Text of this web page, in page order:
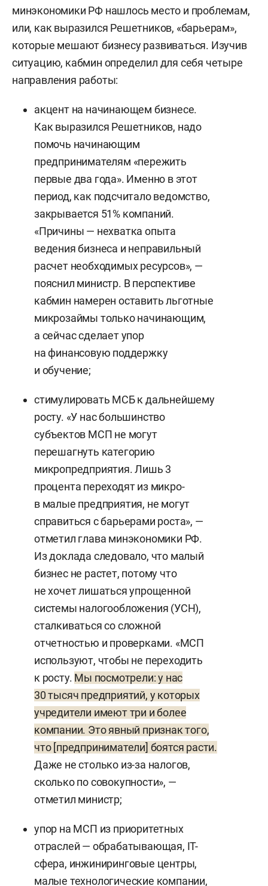
минэкономики РФ нашлось место и проблемам,
или, как выразился Решетников, «барьерам»,
которые мешают бизнесу развиваться. Изучив
ситуацию, кабмин определил для себя четыре
направления работы:
акцент на начинающем бизнесе.
Как выразился Решетников, надо
помочь начинающим
предпринимателям «пережить
первые два года». Именно в этот
период, как подсчитало ведомство,
закрывается 51% компаний.
«Причины — нехватка опыта
ведения бизнеса и неправильный
расчет необходимых ресурсов», —
пояснил министр. В перспективе
кабмин намерен оставить льготные
микрозаймы только начинающим,
а сейчас сделает упор
на финансовую поддержку
и обучение;
стимулировать МСБ к дальнейшему
росту. «У нас большинство
субъектов МСП не могут
перешагнуть категорию
микропредприятия. Лишь 3
процента переходят из микро-
в малые предприятия, не могут
справиться с барьерами роста», —
отметил глава минэкономики РФ.
Из доклада следовало, что малый
бизнес не растет, потому что
не хочет лишаться упрощенной
системы налогообложения (УСН),
сталкиваться со сложной
отчетностью и проверками. «МСП
используют, чтобы не переходить
к росту. Мы посмотрели: у нас
30 тысяч предприятий, у которых
учредители имеют три и более
компании. Это явный признак того,
что [предприниматели] боятся расти.
Даже не столько из-за налогов,
сколько по совокупности», —
отметил министр;
упор на МСП из приоритетных
отраслей — обрабатывающая, IT-
сфера, инжиниринговые центры,
малые технологические компании,